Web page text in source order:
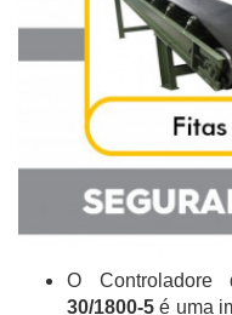
O Controladore
30/1800-5é uma